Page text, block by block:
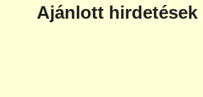
Ajánlott hirdetések